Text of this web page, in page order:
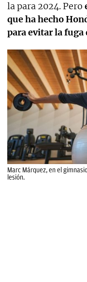
la para 2024. Pero
que ha hecho
para evitar la fuga
Marc Márquez, en el
lesión.